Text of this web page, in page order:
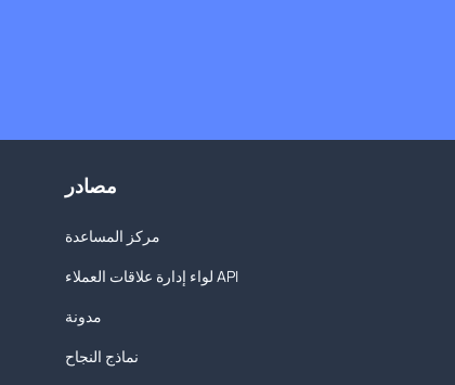
مصادر
مركز المساعدة
لواء إدارة علاقات العملاء API
مدونة
نماذج النجاح